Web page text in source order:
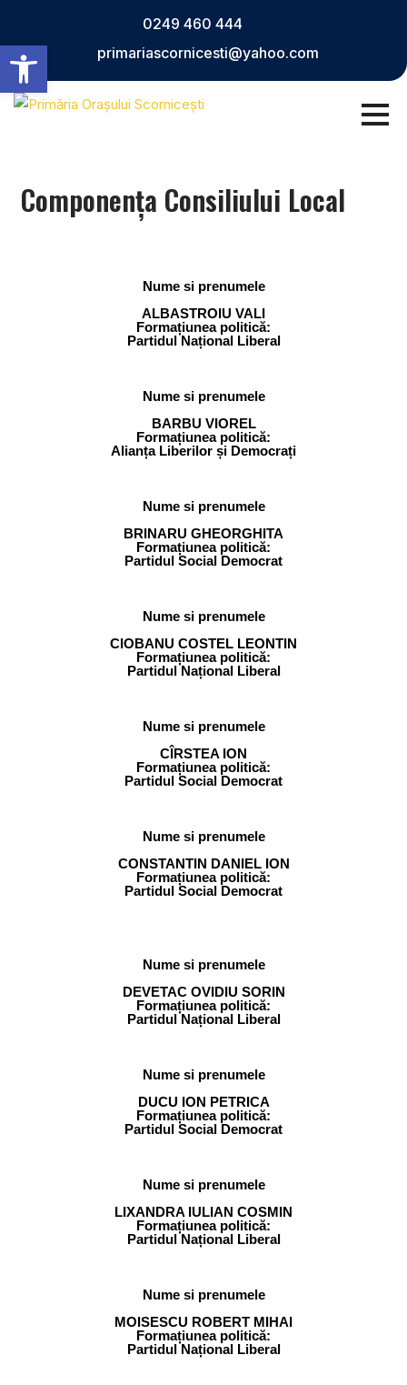
0249 460 444
primariascornicesti@yahoo.com
Componenţa Consiliului Local
Nume si prenumele
ALBASTROIU VALI
Formațiunea politică:
Partidul Național Liberal
Nume si prenumele
BARBU VIOREL
Formațiunea politică:
Alianța Liberilor și Democrați
Nume si prenumele
BRINARU GHEORGHITA
Formațiunea politică:
Partidul Social Democrat
Nume si prenumele
CIOBANU COSTEL LEONTIN
Formațiunea politică:
Partidul Național Liberal
Nume si prenumele
CÎRSTEA ION
Formațiunea politică:
Partidul Social Democrat
Nume si prenumele
CONSTANTIN DANIEL ION
Formațiunea politică:
Partidul Social Democrat
Nume si prenumele
DEVETAC OVIDIU SORIN
Formațiunea politică:
Partidul Național Liberal
Nume si prenumele
DUCU ION PETRICA
Formațiunea politică:
Partidul Social Democrat
Nume si prenumele
LIXANDRA IULIAN COSMIN
Formațiunea politică:
Partidul Național Liberal
Nume si prenumele
MOISESCU ROBERT MIHAI
Formațiunea politică:
Partidul Național Liberal
Deschide bara de unelte